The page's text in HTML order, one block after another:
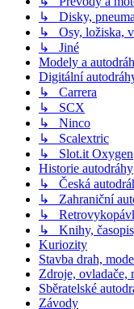
↳ Disky,
↳ Osy, ložiska,
↳ Jiné
Modely a
Digitální
↳ Carrera
↳ SCX
↳ Ninco
↳ Scalextric
↳ Slot.it Oxygen
Historie autodráhy
↳ Česká
↳ Zahraniční
↳
↳ Knihy,
Kuriozity
Stavba drah,
Zdroje, ovladače,
Sběratelské
Závody